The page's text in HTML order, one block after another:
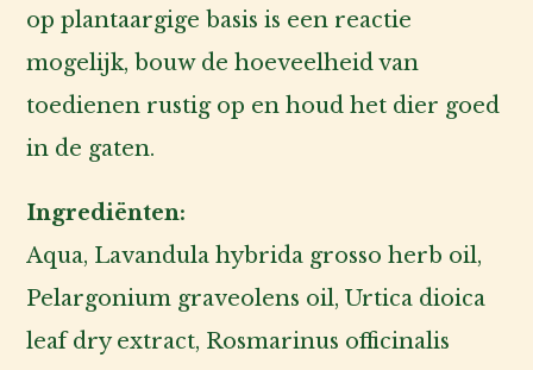
op plantaargige basis is een reactie
mogelijk, bouw de hoeveelheid van
toedienen rustig op en houd het dier goed
in de gaten.
Ingrediënten:
Aqua, Lavandula hybrida grosso herb oil,
Pelargonium graveolens oil, Urtica dioica
leaf dry extract, Rosmarinus officinalis